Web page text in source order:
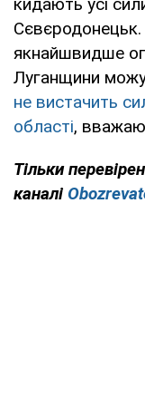
якнайшвидше
Луганщини
не вистачить
області,
Тільки
каналі